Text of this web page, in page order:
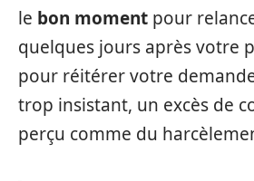
le bon moment pour
quelques jours après votre
pour réitérer votre
trop insistant, un excès de
perçu comme du